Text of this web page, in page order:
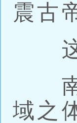
震古
这
南
域之